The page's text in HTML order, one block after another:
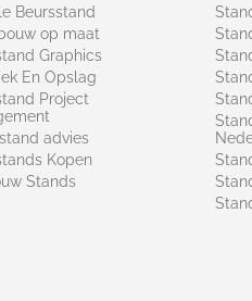
Beursstand
op maat​
Graphics
En Opslag
Project
advies
Kopen
Stands